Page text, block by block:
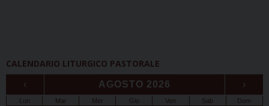
CALENDARIO LITURGICO PASTORALE
‹ AGOSTO 2026 ›
Lun Mar Mer Gio Ven Sab Dom